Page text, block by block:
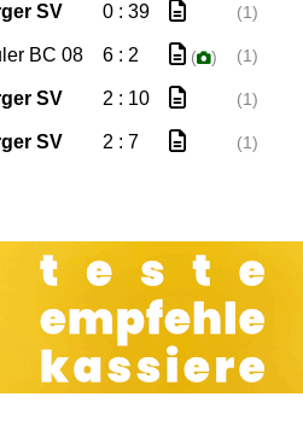
SV 0 : 39 (1)
BC 08 6 : 2 ( ) (1)
SV 2 : 10 (1)
SV 2 : 7 (1)